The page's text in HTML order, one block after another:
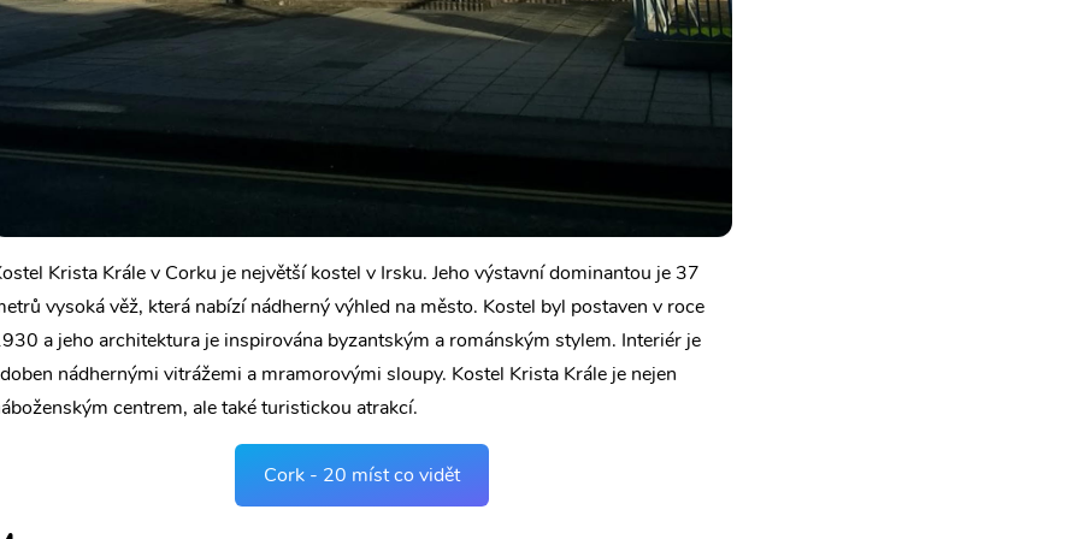
Krista Krále v Corku je největší kostel v Irsku. Jeho výstavní dominantou je 37
vysoká věž, která nabízí nádherný výhled na město. Kostel byl postaven v roce
a jeho architektura je inspirována byzantským a románským stylem. Interiér je
nádhernými vitrážemi a mramorovými sloupy. Kostel Krista Krále je nejen
centrem, ale také turistickou atrakcí.
Cork - 20 míst co vidět